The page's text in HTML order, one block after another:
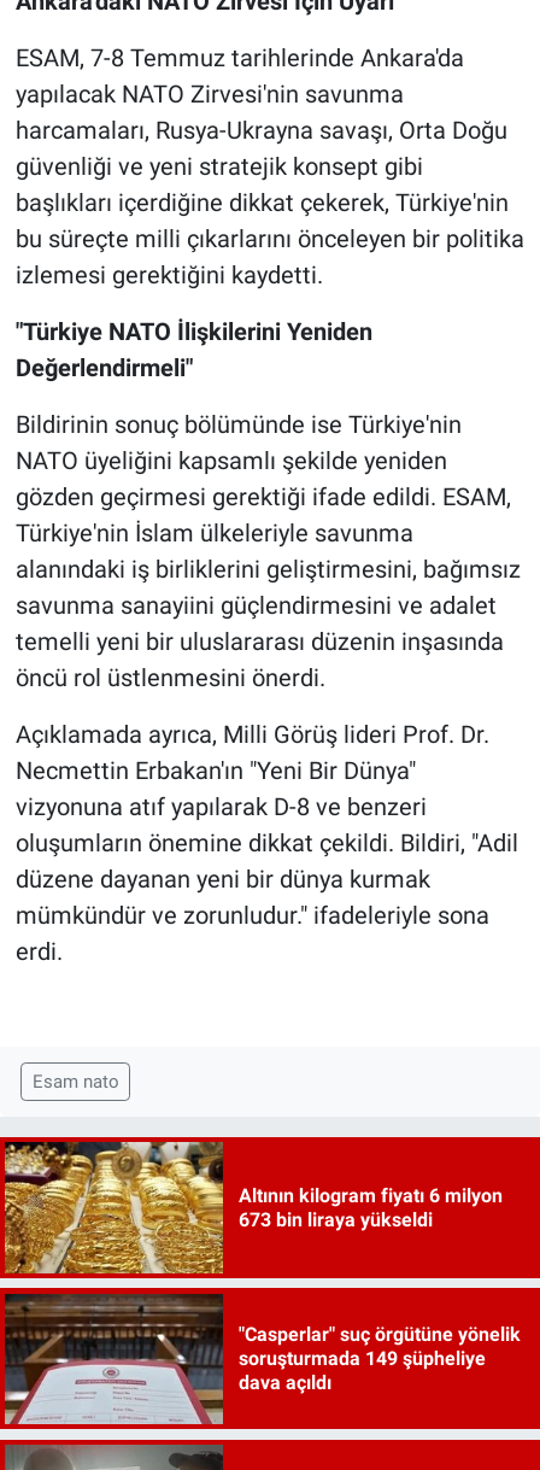
ESAM, 7-8 Temmuz tarihlerinde Ankara'da
yapılacak NATO Zirvesi'nin savunma
harcamaları, Rusya-Ukrayna savaşı, Orta Doğu
güvenliği ve yeni stratejik konsept gibi
başlıkları içerdiğine dikkat çekerek, Türkiye'nin
bu süreçte milli çıkarlarını önceleyen bir politika
izlemesi gerektiğini kaydetti.
"Türkiye NATO İlişkilerini Yeniden
Değerlendirmeli"
Bildirinin sonuç bölümünde ise Türkiye'nin
NATO üyeliğini kapsamlı şekilde yeniden
gözden geçirmesi gerektiği ifade edildi. ESAM,
Türkiye'nin İslam ülkeleriyle savunma
alanındaki iş birliklerini geliştirmesini, bağımsız
savunma sanayiini güçlendirmesini ve adalet
temelli yeni bir uluslararası düzenin inşasında
öncü rol üstlenmesini önerdi.
Açıklamada ayrıca, Milli Görüş lideri Prof. Dr.
Necmettin Erbakan'ın "Yeni Bir Dünya"
vizyonuna atıf yapılarak D-8 ve benzeri
oluşumların önemine dikkat çekildi. Bildiri, "Adil
düzene dayanan yeni bir dünya kurmak
mümkündür ve zorunludur." ifadeleriyle sona
erdi.
Esam nato
Altının kilogram fiyatı 6 milyon
673 bin liraya yükseldi
"Casperlar" suç örgütüne yönelik
soruşturmada 149 şüpheliye
dava açıldı